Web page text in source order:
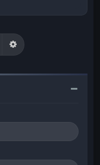
RechercherRecherche avancée